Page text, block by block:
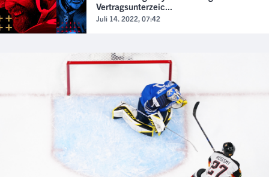
Vertragsunterzeic...
Juli 14. 2022, 07:42